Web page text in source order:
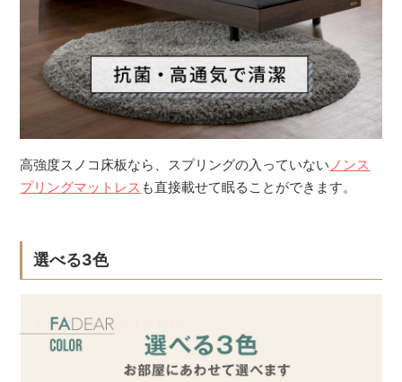
高強度スノコ床板なら、スプリングの入っていない ノンス
プリングマットレス も直接載せて眠ることができます。
選べる3色